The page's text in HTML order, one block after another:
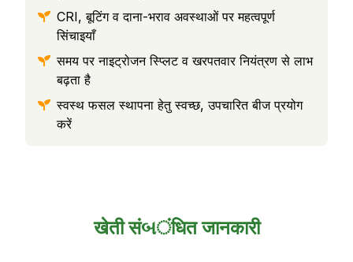
CRI, बूटिंग व दाना-भराव अवस्थाओं पर महत्वपूर्ण
सिंचाइयाँ
समय पर नाइट्रोजन स्प्लिट व खरपतवार नियंत्रण से लाभ
बढ़ता है
स्वस्थ फसल स्थापना हेतु स्वच्छ, उपचारित बीज प्रयोग
करें
खेती संબंधित जानकारी